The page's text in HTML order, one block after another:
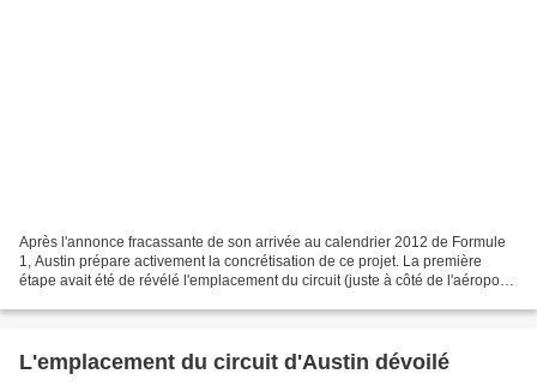
Après l'annonce fracassante de son arrivée au calendrier 2012 de Formule
1, Austin prépare activement la concrétisation de ce projet. La première
étape avait été de révélé l'emplacement du circuit (juste à côté de l'aéroport
L'emplacement du circuit d'Austin dévoilé